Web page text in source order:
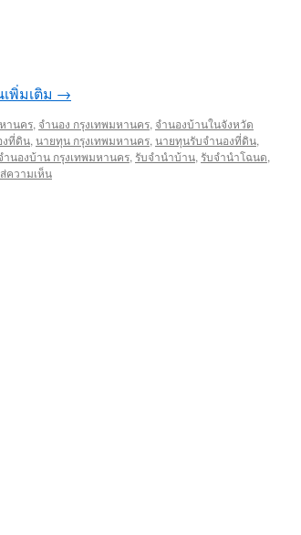
พิ่มเติม →
านคร, จำนอง กรุงเทพมหานคร, จำนองบ้านในจังหวัด
งที่ดิน, นายทุน กรุงเทพมหานคร, นายทุนรับจำนองที่ดิน,
ำนองบ้าน กรุงเทพมหานคร, รับจำนำบ้าน, รับจำนำโฉนด,
ความเห็น